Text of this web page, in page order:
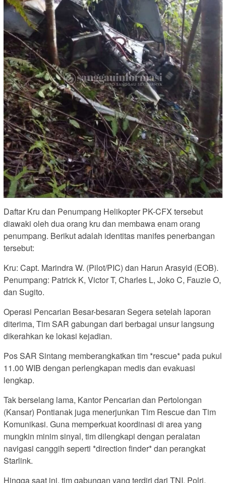
Daftar Kru dan Penumpang Helikopter PK-CFX tersebut
diawaki oleh dua orang kru dan membawa enam orang
penumpang. Berikut adalah identitas manifes penerbangan
tersebut:
Kru: Capt. Marindra W. (Pilot/PIC) dan Harun Arasyid (EOB).
Penumpang: Patrick K, Victor T, Charles L, Joko C, Fauzie O,
dan Sugito.
Operasi Pencarian Besar-besaran Segera setelah laporan
diterima, Tim SAR gabungan dari berbagai unsur langsung
dikerahkan ke lokasi kejadian.
Pos SAR Sintang memberangkatkan tim *rescue* pada pukul
11.00 WIB dengan perlengkapan medis dan evakuasi
lengkap.
Tak berselang lama, Kantor Pencarian dan Pertolongan
(Kansar) Pontianak juga menerjunkan Tim Rescue dan Tim
Komunikasi. Guna memperkuat koordinasi di area yang
mungkin minim sinyal, tim dilengkapi dengan peralatan
navigasi canggih seperti *direction finder* dan perangkat
Starlink.
Hingga saat ini, tim gabungan yang terdiri dari TNI, Polri,